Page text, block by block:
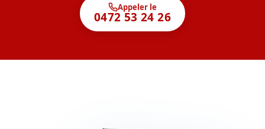
Appeler le
0472 53 24 26